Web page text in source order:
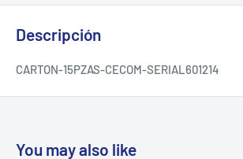
Descripción
CARTON-15PZAS-CECOM-SERIAL601214
You may also like